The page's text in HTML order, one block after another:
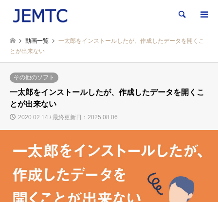
検索
動画一覧
一太郎をインストールしたが、作成したデータを開くこ
とが出来ない
その他のソフト
一太郎をインストールしたが、作成したデータを開くこ
とが出来ない
2020.02.14 / 最終更新日：2025.08.06